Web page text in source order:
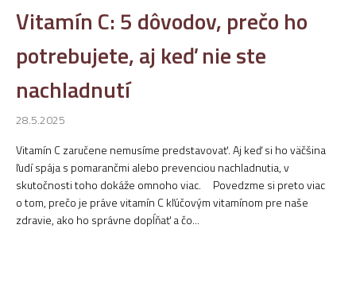
Vitamín C: 5 dôvodov, prečo ho
potrebujete, aj keď nie ste
nachladnutí
28.5.2025
Vitamín C zaručene nemusíme predstavovať. Aj keď si ho väčšina
ľudí spája s pomarančmi alebo prevenciou nachladnutia, v
skutočnosti toho dokáže omnoho viac. Povedzme si preto viac
o tom, prečo je práve vitamín C kľúčovým vitamínom pre naše
zdravie, ako ho správne dopĺňať a čo...